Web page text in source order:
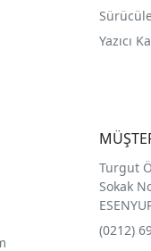
Yazıcı
Turgut
Sokak
(0212)